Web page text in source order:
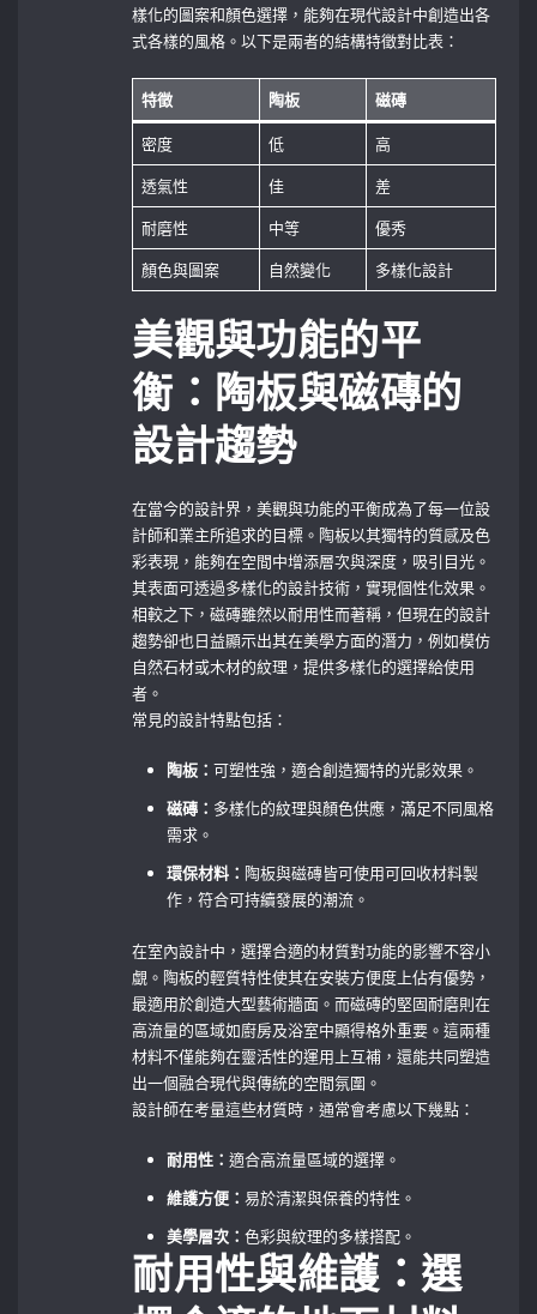
樣化的圖案和顏色選擇，能夠在現代設計中創造出各
式各樣的風格。以下是兩者的結構特徵對比表：
特徵 陶板 磁磚
密度 低
高
透氣性
佳
差
耐磨性
中等
優秀
顏色與圖案
自然變化 多樣化設計
美觀與功能的平
衡：陶板與磁磚的
設計趨勢
在當今的設計界，美觀與功能的平衡成為了每一位設
計師和業主所追求的目標。陶板以其獨特的質感及色
彩表現，能夠在空間中增添層次與深度，吸引目光。
其表面可透過多樣化的設計技術，實現個性化效果。
相較之下，磁磚雖然以耐用性而著稱，但現在的設計
趨勢卻也日益顯示出其在美學方面的潛力，例如模仿
自然石材或木材的紋理，提供多樣化的選擇給使用
者。
常見的設計特點包括：
陶板：可塑性強，適合創造獨特的光影效果。
磁磚： 多樣化的紋理與顏色供應，滿足不同風格
需求。
環保材料： 陶板與磁磚皆可使用可回收材料製
作，符合可持續發展的潮流。
在室內設計中，選擇合適的材質對功能的影響不容小
覷。陶板的輕質特性使其在安裝方便度上佔有優勢，
最適用於創造大型藝術牆面。而磁磚的堅固耐磨則在
高流量的區域如廚房及浴室中顯得格外重要。這兩種
材料不僅能夠在靈活性的運用上互補，還能共同塑造
出一個融合現代與傳統的空間氛圍。
設計師在考量這些材質時，通常會考慮以下幾點：
耐用性：適合高流量區域的選擇。
維護方便：易於清潔與保養的特性。
美學層次：色彩與紋理的多樣搭配。
耐用性與維護：選